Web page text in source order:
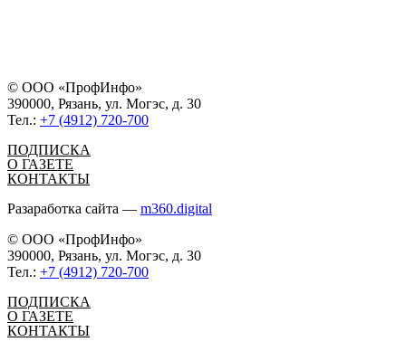
© ООО «ПрофИнфо»
390000, Рязань, ул. Могэс, д. 30
Тел.: +7 (4912) 720-700
ПОДПИСКА
О ГАЗЕТЕ
КОНТАКТЫ
Разаработка сайта — m360.digital
© ООО «ПрофИнфо»
390000, Рязань, ул. Могэс, д. 30
Тел.: +7 (4912) 720-700
ПОДПИСКА
О ГАЗЕТЕ
КОНТАКТЫ